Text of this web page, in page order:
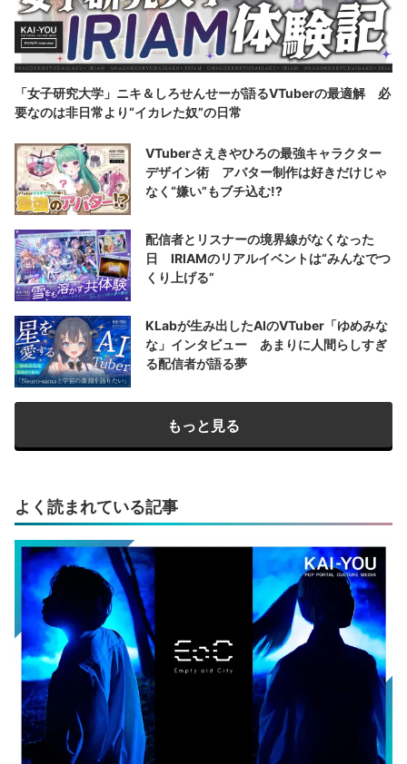
「女子研究大学」ニキ＆しろせんせーが語るVTuberの最適解 必
要なのは非日常より“イカレた奴”の日常
VTuberさえきやひろの最強キャラクター
デザイン術 アバター制作は好きだけじゃ
なく“嫌い”もブチ込む!?
配信者とリスナーの境界線がなくなった
日 IRIAMのリアルイベントは“みんなでつ
くり上げる”
KLabが生み出したAIのVTuber「ゆめみな
な」インタビュー あまりに人間らしすぎ
る配信者が語る夢
もっと見る
よく読まれている記事